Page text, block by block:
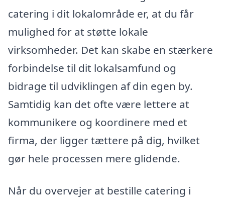
catering i dit lokalområde er, at du får
mulighed for at støtte lokale
virksomheder. Det kan skabe en stærkere
forbindelse til dit lokalsamfund og
bidrage til udviklingen af din egen by.
Samtidig kan det ofte være lettere at
kommunikere og koordinere med et
firma, der ligger tættere på dig, hvilket
gør hele processen mere glidende.
Når du overvejer at bestille catering i